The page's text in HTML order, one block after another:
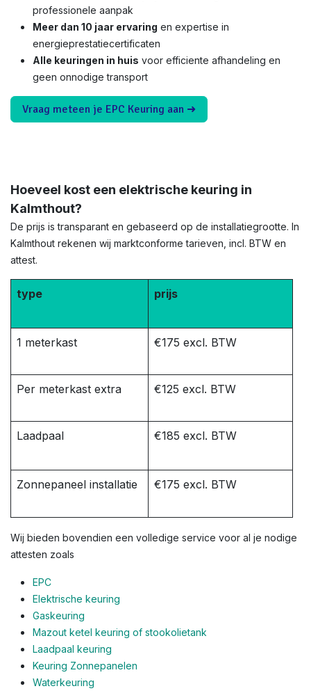
professionele aanpak
Meer dan 10 jaar ervaring en expertise in
energieprestatiecertificaten
Alle keuringen in huis voor efficiente afhandeling en
geen onnodige transport
Vraag meteen je EPC Keuring aan ➜
Hoeveel kost een elektrische keuring in
Kalmthout?
De prijs is transparant en gebaseerd op de installatiegrootte. In
Kalmthout rekenen wij marktconforme tarieven, incl. BTW en
attest.
type prijs
1 meterkast €175 excl. BTW
Per meterkast extra €125 excl. BTW
Laadpaal €185 excl. BTW
Zonnepaneel installatie €175 excl. BTW
Wij bieden bovendien een volledige service voor al je nodige
attesten zoals
EPC
Elektrische keuring
Gaskeuring
Mazout ketel keuring of stookolietank
Laadpaal keuring
Keuring Zonnepanelen
Waterkeuring